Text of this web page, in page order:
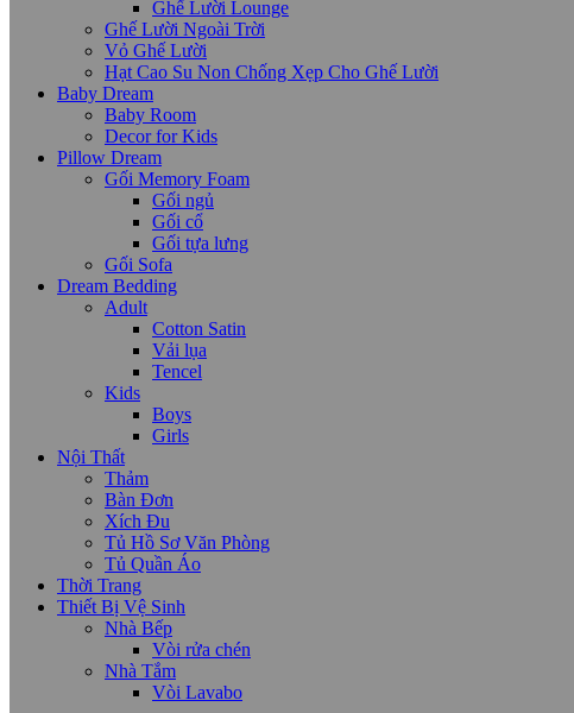
Ghế Lười Lounge
Ghế Lười Ngoài Trời
Vỏ Ghế Lười
Hạt Cao Su Non Chống Xẹp Cho Ghế Lười
Baby Dream
Baby Room
Decor for Kids
Pillow Dream
Gối Memory Foam
Gối ngủ
Gối cổ
Gối tựa lưng
Gối Sofa
Dream Bedding
Adult
Cotton Satin
Vải lụa
Tencel
Kids
Boys
Girls
Nội Thất
Thảm
Bàn Đơn
Xích Đu
Tủ Hồ Sơ Văn Phòng
Tủ Quần Áo
Thời Trang
Thiết Bị Vệ Sinh
Nhà Bếp
Vòi rửa chén
Nhà Tắm
Vòi Lavabo